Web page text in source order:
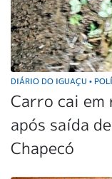
DIÁRIO DO IGUAÇU •
Carro cai
após saída
Chapecó